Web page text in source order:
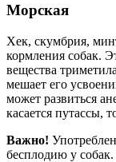
Морская
Хек, скумбрия,
кормления собак.
вещества
мешает его
может развиться
касается путассы,
Важно!
бесплодию у собак.